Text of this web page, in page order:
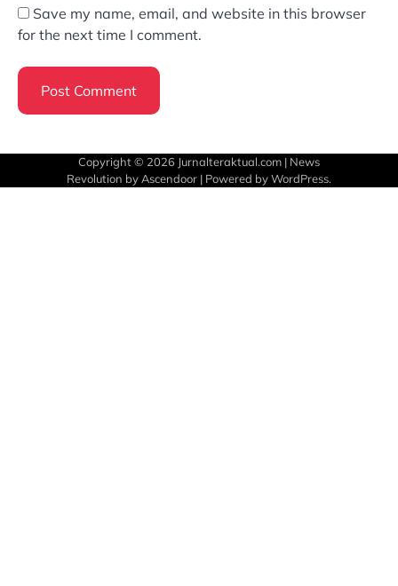
Save my name, email, and website in this browser
for the next time I comment.
Copyright © 2026 Jurnalteraktual.com | News
Revolution byAscendoor | Powered byWordPress.